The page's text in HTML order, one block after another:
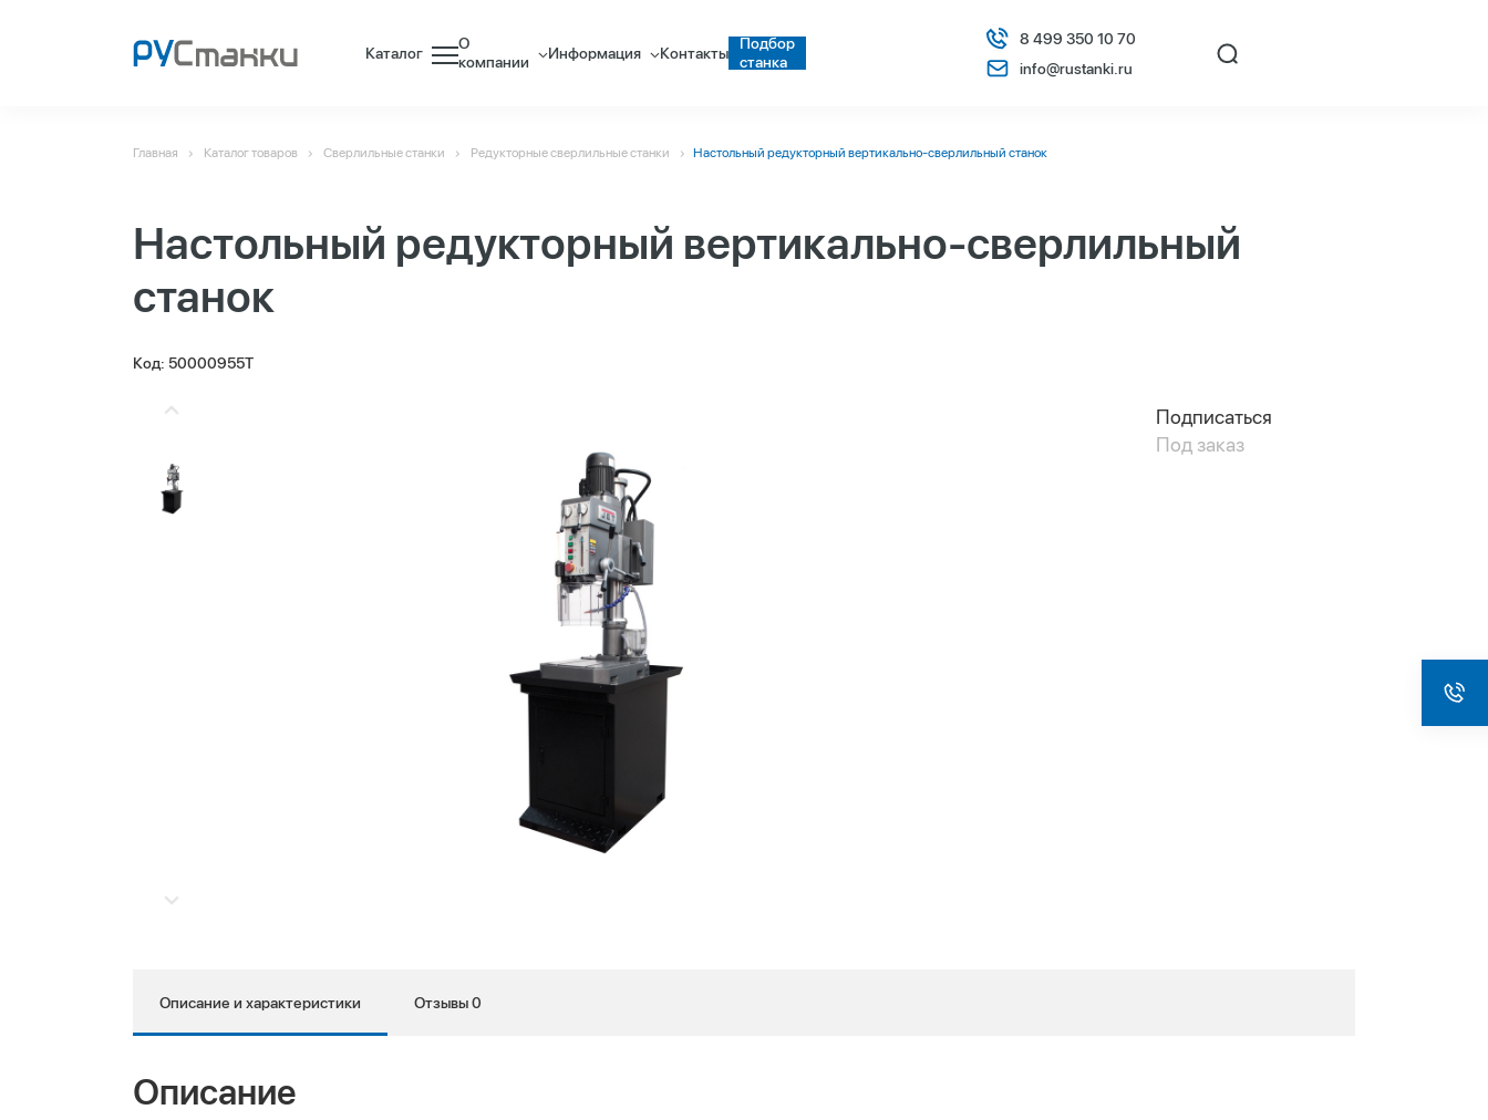
Каталог
О
компании
Информация Контакты
Подбор
станка
8 499 350 10 70
info@rustanki.ru
Главная Каталог товаров Сверлильные станки Редукторные сверлильные станки Настольный редукторный вертикально-сверлильный станок
Настольный редукторный вертикально-сверлильный
станок
Код: 50000955T
Подписаться
Под заказ
Описание и характеристики Отзывы 0
Описание